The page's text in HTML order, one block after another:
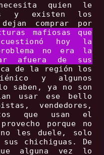
quien le
y existen los
comprar por
mafiosas que
hoy la
no era la
afuera de sus
de la región los
y algunos
saben, ya no son
usar ese bello
vendedores,
que usan el
porque no
les duele, solo
chichiguas. De
alguna vez lo